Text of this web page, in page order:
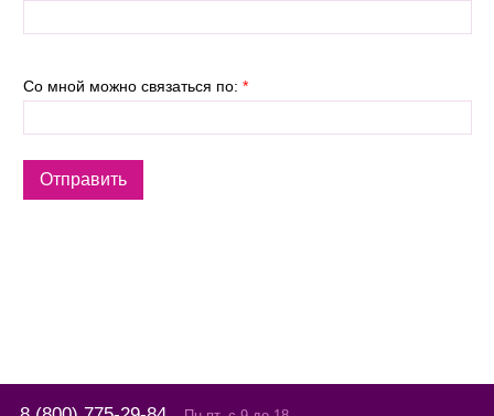
Со мной можно связаться по: *